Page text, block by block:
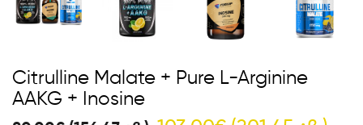
Citrulline Malate + Pure L-Arginine
AAKG + Inosine